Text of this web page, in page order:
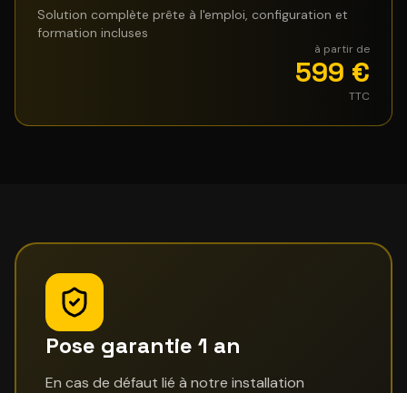
Solution complète prête à l'emploi, configuration et
formation incluses
à partir de
599 €
TTC
Pose garantie 1 an
En cas de défaut lié à notre installation